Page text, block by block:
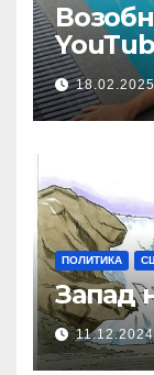
ПОЛИТИКА
Запад